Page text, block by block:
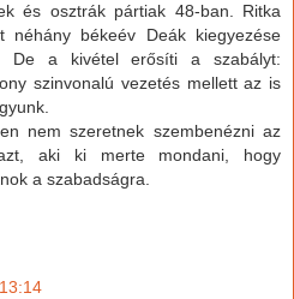
és osztrák pártiak 48-ban. Ritka
néhány békeév Deák kiegyezése
De a kivétel erősíti a szabályt:
szinvonalú vezetés mellett az is
nem szeretnek szembenézni az
aki ki merte mondani, hogy
a szabadságra.